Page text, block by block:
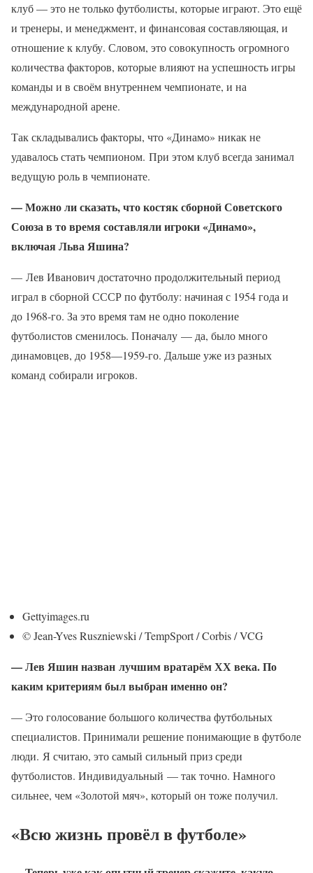
клуб — это не только футболисты, которые играют. Это ещё
и тренеры, и менеджмент, и финансовая составляющая, и
отношение к клубу. Словом, это совокупность огромного
количества факторов, которые влияют на успешность игры
команды и в своём внутреннем чемпионате, и на
международной арене.
Так складывались факторы, что «Динамо» никак не
удавалось стать чемпионом. При этом клуб всегда занимал
ведущую роль в чемпионате.
— Можно ли сказать, что костяк сборной Советского
Союза в то время составляли игроки «Динамо»,
включая Льва Яшина?
— Лев Иванович достаточно продолжительный период
играл в сборной СССР по футболу: начиная с 1954 года и
до 1968-го. За это время там не одно поколение
футболистов сменилось. Поначалу — да, было много
динамовцев, до 1958—1959-го. Дальше уже из разных
команд собирали игроков.
Gettyimages.ru
© Jean-Yves Ruszniewski / TempSport / Corbis / VCG
— Лев Яшин назван лучшим вратарём ХХ века. По
каким критериям был выбран именно он?
— Это голосование большого количества футбольных
специалистов. Принимали решение понимающие в футболе
люди. Я считаю, это самый сильный приз среди
футболистов. Индивидуальный — так точно. Намного
сильнее, чем «Золотой мяч», который он тоже получил.
«Всю жизнь провёл в футболе»